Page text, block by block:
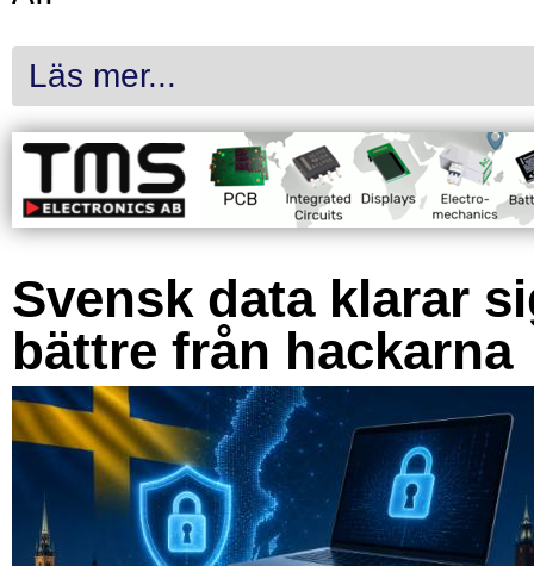
Läs mer...
Svensk data klarar
bättre från hackarna